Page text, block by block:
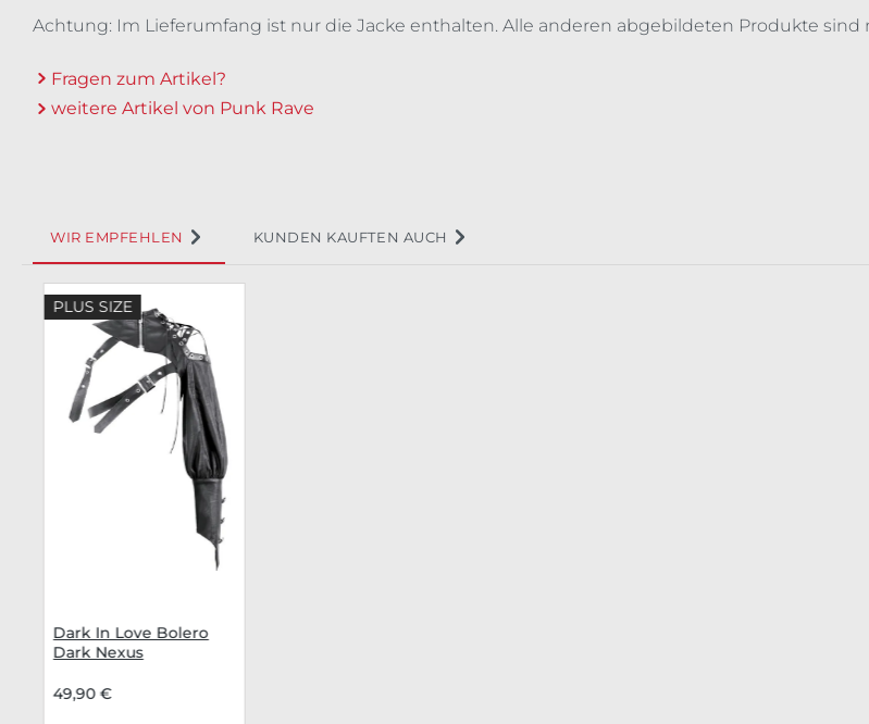
Achtung: Im Lieferumfang ist nur die Jacke enthalten. Alle anderen abgebildeten Produkte
Fragen zum Artikel?
weitere Artikel von Punk Rave
WIR EMPFEHLEN KUNDEN KAUFTEN AUCH
Produktgalerie überspringen
PLUS SIZE
Dark In Love Bolero
Dark Nexus
49,90 €